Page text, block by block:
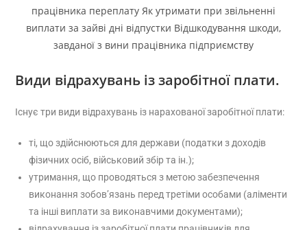
Види відрахувань із заробітної плати.
Існує три види відрахувань із нарахованої заробітної плати:
ті, що здійснюються для держави (податки з доходів
фізичних осіб, військовий збір та ін.);
утримання, що проводяться з метою забезпечення
виконання зобов’язань перед третіми особами (аліменти
та інші виплати за виконавчими документами);